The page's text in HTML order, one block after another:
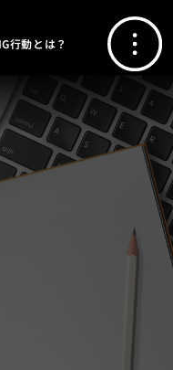
行動とは？